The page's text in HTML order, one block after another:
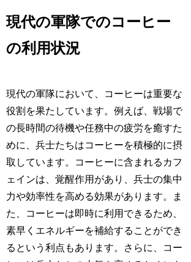
現代の軍隊でのコーヒー
の利用状況
現代の軍隊において、コーヒーは重要な
役割を果たしています。例えば、戦場で
の長時間の待機や任務中の疲労を癒すた
めに、兵士たちはコーヒーを積極的に摂
取しています。コーヒーに含まれるカフ
ェインは、覚醒作用があり、兵士の集中
力や効率性を高める効果があります。ま
た、コーヒーは即時に利用できるため、
素早くエネルギーを補給することができ
るという利点もあります。さらに、コー